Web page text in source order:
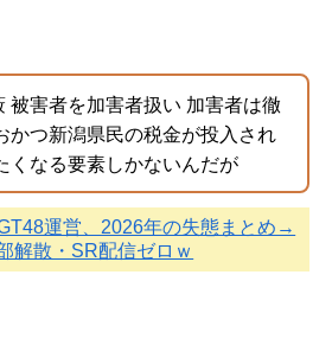
被害者を加害者扱い 加害者は徹
かつ新潟県民の税金が投入され
くなる要素しかないんだが
運営、2026年の失態まとめ→
解散・SR配信ゼロｗ